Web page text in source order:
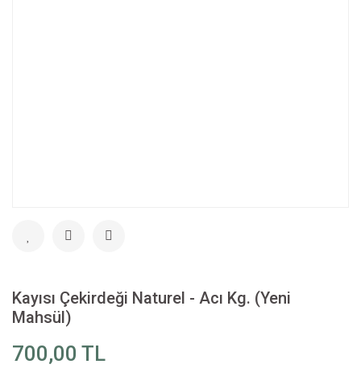
Kayısı Çekirdeği Naturel - Acı Kg. (Yeni
Mahsül)
700,00 TL